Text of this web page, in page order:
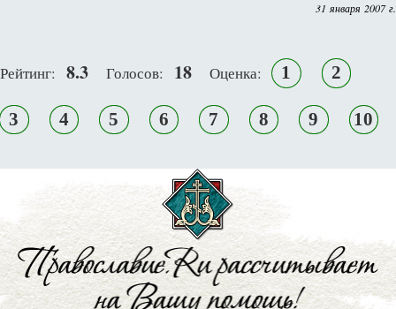
31 января 2007 г.
Рейтинг: 8.3 Голосов: 18 Оценка: 1 2
3 4 5 6 7 8 9 10